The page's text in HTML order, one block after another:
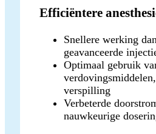
Efficiëntere
Snellere werking
geavanceerde
Optimaal gebruik
verspilling
Verbeterde
nauwkeurige